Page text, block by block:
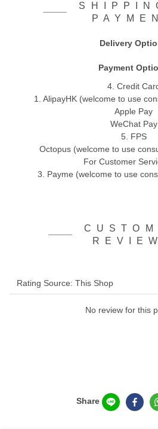
Delivery
Payment
4. Credit
1. AlipayHK (welcome to use
Apple Pay
WeChat Pay
5. FPS
Octopus (welcome to use
For Customer
3. Payme (welcome to use
No review for this
Share